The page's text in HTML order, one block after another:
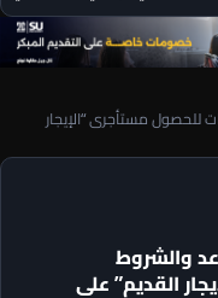
للحصول مستأجرى “الإيجار
والشروط
القديم” على